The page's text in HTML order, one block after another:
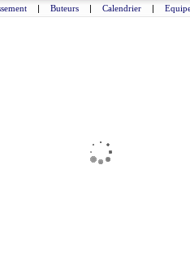
| Buteurs | Calendrier |